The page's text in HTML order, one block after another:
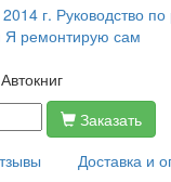
Заказать
Доставка и